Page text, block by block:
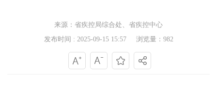
来源：省疾控局综合处、省疾控中心
发布时间 : 2025-09-15 15:57
浏览量：982